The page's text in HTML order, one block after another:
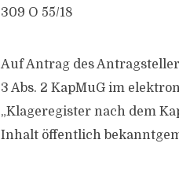
309 O 55/18
Auf Antrag des
3 Abs. 2 KapMuG im
„Klageregister nach dem
Inhalt öffentlich